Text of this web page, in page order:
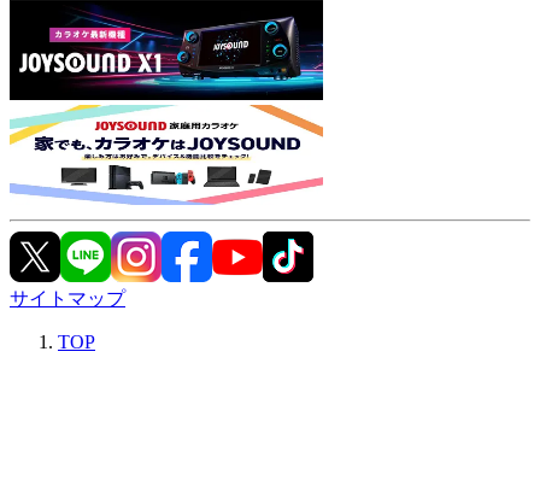
サイトマップ
TOP